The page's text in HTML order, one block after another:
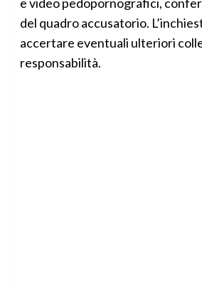
del quadro accusatorio.
accertare eventuali ulteriori
responsabilità.